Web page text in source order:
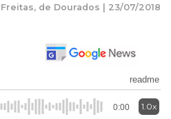
de Dourados | 23/07/2018
readme
0:00 1.0x